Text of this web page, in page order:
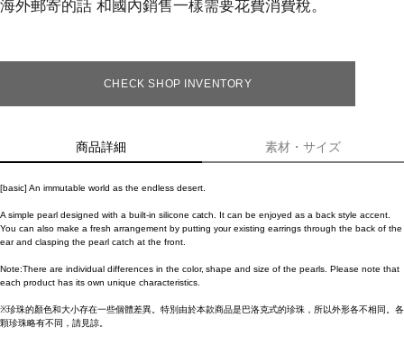
海外郵寄的話 和國內銷售一樣需要花費消費稅。
CHECK SHOP INVENTORY
商品詳細 素材・サイズ
[basic] An immutable world as the endless desert.
A simple pearl designed with a built-in silicone catch. It can be enjoyed as a back style accent.
You can also make a fresh arrangement by putting your existing earrings through the back of the
ear and clasping the pearl catch at the front.
Note:There are individual differences in the color, shape and size of the pearls. Please note that
each product has its own unique characteristics.
※珍珠的顏色和大小存在一些個體差異。特別由於本款商品是巴洛克式的珍珠，所以外形各不相同。各
顆珍珠略有不同，請見諒。